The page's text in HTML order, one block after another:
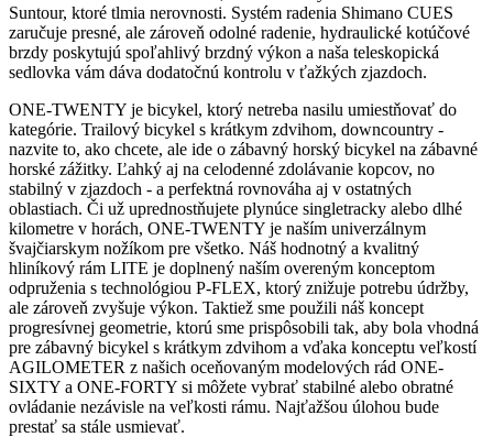
Suntour, ktoré tlmia nerovnosti. Systém radenia Shimano CUES
zaručuje presné, ale zároveň odolné radenie, hydraulické kotúčové
brzdy poskytujú spoľahlivý brzdný výkon a naša teleskopická
sedlovka vám dáva dodatočnú kontrolu v ťažkých zjazdoch.
ONE-TWENTY je bicykel, ktorý netreba nasilu umiestňovať do
kategórie. Trailový bicykel s krátkym zdvihom, downcountry -
nazvite to, ako chcete, ale ide o zábavný horský bicykel na zábavné
horské zážitky. Ľahký aj na celodenné zdolávanie kopcov, no
stabilný v zjazdoch - a perfektná rovnováha aj v ostatných
oblastiach. Či už uprednostňujete plynúce singletracky alebo dlhé
kilometre v horách, ONE-TWENTY je naším univerzálnym
švajčiarskym nožíkom pre všetko. Náš hodnotný a kvalitný
hliníkový rám LITE je doplnený naším overeným konceptom
odpruženia s technológiou P-FLEX, ktorý znižuje potrebu údržby,
ale zároveň zvyšuje výkon. Taktiež sme použili náš koncept
progresívnej geometrie, ktorú sme prispôsobili tak, aby bola vhodná
pre zábavný bicykel s krátkym zdvihom a vďaka konceptu veľkostí
AGILOMETER z našich oceňovaným modelových rád ONE-
SIXTY a ONE-FORTY si môžete vybrať stabilné alebo obratné
ovládanie nezávisle na veľkosti rámu. Najťažšou úlohou bude
prestať sa stále usmievať.